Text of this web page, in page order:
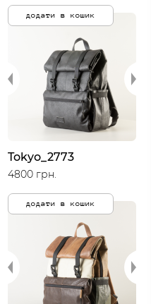
додати в кошик
Tokyo_2773
4800 грн.
додати в кошик